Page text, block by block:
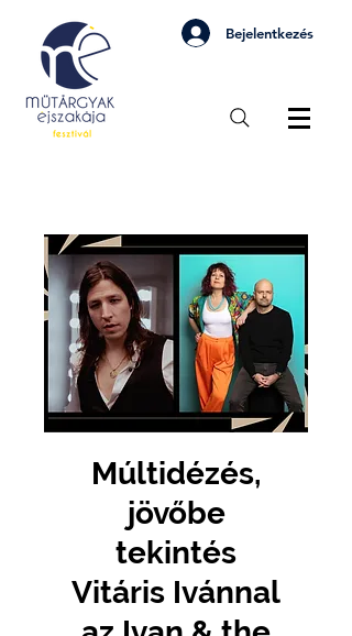
Bejelentkezés
Múltidézés,
jövőbe
tekintés
Vitáris Ivánnal